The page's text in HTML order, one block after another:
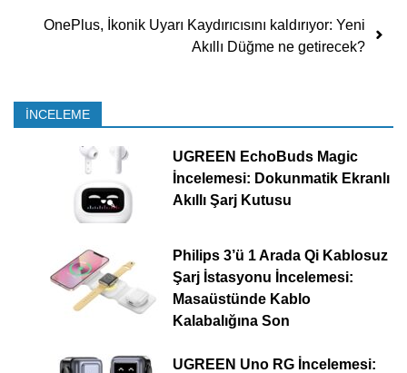
OnePlus, İkonik Uyarı Kaydırıcısını kaldırıyor: Yeni
Akıllı Düğme ne getirecek?
İNCELEME
UGREEN EchoBuds Magic
İncelemesi: Dokunmatik Ekranlı
Akıllı Şarj Kutusu
Philips 3’ü 1 Arada Qi Kablosuz
Şarj İstasyonu İncelemesi:
Masaüstünde Kablo
Kalabalığına Son
UGREEN Uno RG İncelemesi: